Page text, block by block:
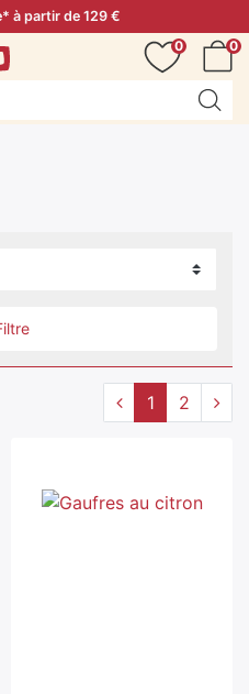
à partir de 129 €
0
0
1 2